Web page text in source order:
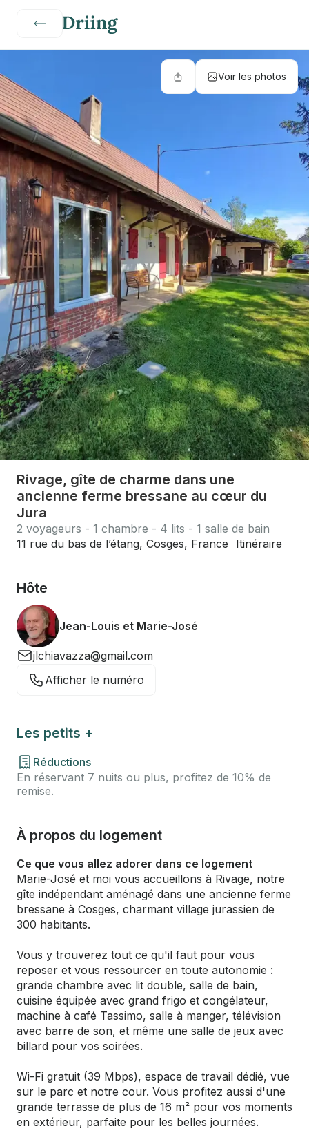
Voir les photos
Rivage, gîte de charme dans une
ancienne ferme bressane au cœur du
Jura
2 voyageurs - 1 chambre - 4 lits - 1 salle de bain
11 rue du bas de l’étang, Cosges, France
Itinéraire
Hôte
Jean-Louis et Marie-José
jlchiavazza@gmail.com
Afficher le numéro
Les petits +
Réductions
En réservant 7 nuits ou plus, profitez de 10% de
remise.
À propos du logement
Ce que vous allez adorer dans ce logement
Marie-José et moi vous accueillons à Rivage, notre
gîte indépendant aménagé dans une ancienne ferme
bressane à Cosges, charmant village jurassien de
300 habitants.
Vous y trouverez tout ce qu'il faut pour vous
reposer et vous ressourcer en toute autonomie :
grande chambre avec lit double, salle de bain,
cuisine équipée avec grand frigo et congélateur,
machine à café Tassimo, salle à manger, télévision
avec barre de son, et même une salle de jeux avec
billard pour vos soirées.
Wi-Fi gratuit (39 Mbps), espace de travail dédié, vue
sur le parc et notre cour. Vous profitez aussi d'une
grande terrasse de plus de 16 m² pour vos moments
en extérieur, parfaite pour les belles journées.